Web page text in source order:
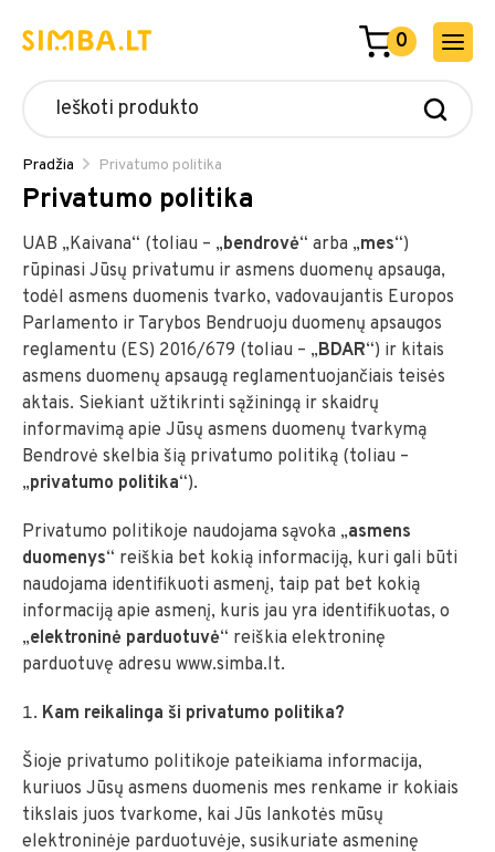
0
Pradžia Privatumo politika
Privatumo politika
UAB „Kaivana“ (toliau – „bendrovė“ arba „mes“)
rūpinasi Jūsų privatumu ir asmens duomenų apsauga,
todėl asmens duomenis tvarko, vadovaujantis Europos
Parlamento ir Tarybos Bendruoju duomenų apsaugos
reglamentu (ES) 2016/679 (toliau – „BDAR“) ir kitais
asmens duomenų apsaugą reglamentuojančiais teisės
aktais. Siekiant užtikrinti sąžiningą ir skaidrų
informavimą apie Jūsų asmens duomenų tvarkymą
Bendrovė skelbia šią privatumo politiką (toliau –
„privatumo politika“).
Privatumo politikoje naudojama sąvoka „asmens
duomenys“ reiškia bet kokią informaciją, kuri gali būti
naudojama identifikuoti asmenį, taip pat bet kokią
informaciją apie asmenį, kuris jau yra identifikuotas, o
„elektroninė parduotuvė“ reiškia elektroninę
parduotuvę adresu www.simba.lt.
Kam reikalinga ši privatumo politika?
Šioje privatumo politikoje pateikiama informacija,
kuriuos Jūsų asmens duomenis mes renkame ir kokiais
tikslais juos tvarkome, kai Jūs lankotės mūsų
elektroninėje parduotuvėje, susikuriate asmeninę